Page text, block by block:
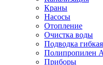
Краны
Насосы
Отопление
Очистка воды
Подводка гибкая
Полипропилен
Приборы